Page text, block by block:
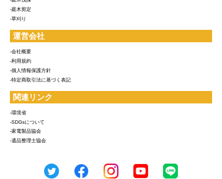
-庭木剪定
-草刈り
運営会社
-会社概要
-利用規約
-個人情報保護方針
-特定商取引法に基づく表記
関連リンク
-環境省
-SDGsについて
-家電製品協会
-遺品整理士協会